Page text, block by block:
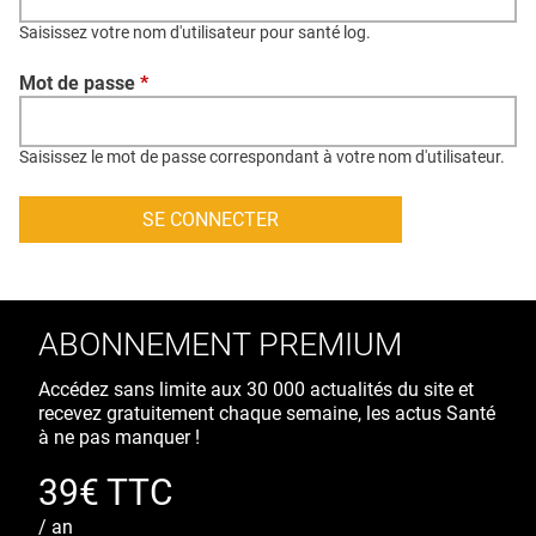
CONTACT
CRÉDITS
Saisissez votre nom d'utilisateur pour santé log.
Mot de passe *
Saisissez le mot de passe correspondant à votre nom d'utilisateur.
ABONNEMENT PREMIUM
Accédez sans limite aux 30 000 actualités du site et
recevez gratuitement chaque semaine, les actus Santé
à ne pas manquer !
39€ TTC
/ an